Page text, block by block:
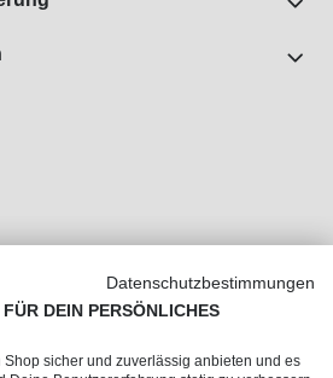
Datenschutzbestimmungen
DEIN PERSÖNLICHES
sicher und zuverlässig anbieten und es